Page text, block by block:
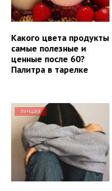
Какого цвета продукты
самые полезные и
ценные после 60?
Палитра в тарелке
ЛУЧШЕЕ